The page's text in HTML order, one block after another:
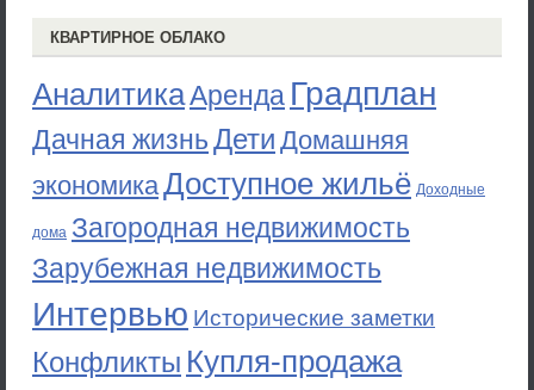
КВАРТИРНОЕ ОБЛАКО
АналитикаАренда Градплан
Дачная жизньДети Домашняя
экономикаДоступное жильё Доходные
дома Загородная недвижимость
Зарубежная недвижимость
Интервью Исторические заметки
Конфликты Купля-продажа